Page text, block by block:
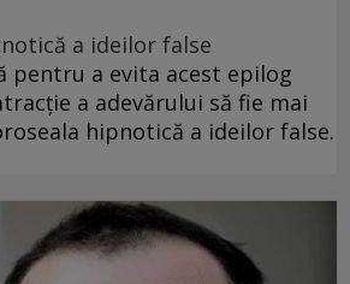
a ideilor false
pentru a evita acest epilog
a adevărului să fie mai
hipnotică a ideilor false.